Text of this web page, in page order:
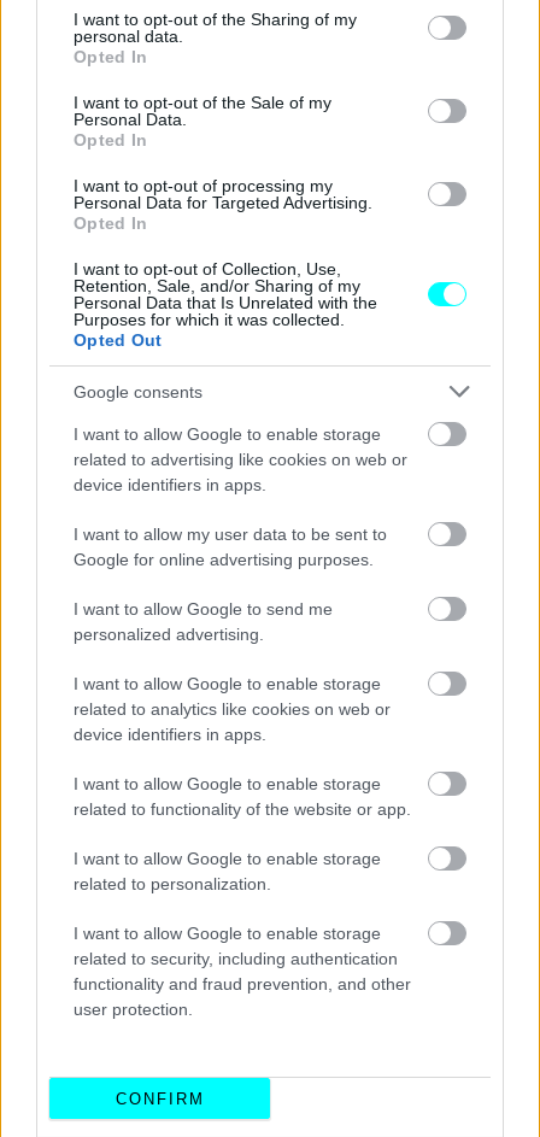
not limited to your visit or usage behaviour. You may click to
grant or deny consent to Google and its third-party tags to
use your data for below specified purposes in below Google
consent section.
I want to opt-out of the Sharing of my
personal data.
Opted In
I want to opt-out of the Sale of my
Personal Data.
Opted In
I want to opt-out of processing my
Personal Data for Targeted Advertising.
Opted In
I want to opt-out of Collection, Use,
Retention, Sale, and/or Sharing of my
Personal Data that Is Unrelated with the
Purposes for which it was collected.
Opted Out
Google consents
I want to allow Google to enable storage
related to advertising like cookies on web or
device identifiers in apps.
I want to allow my user data to be sent to
Google for online advertising purposes.
I want to allow Google to send me
personalized advertising.
I want to allow Google to enable storage
related to analytics like cookies on web or
device identifiers in apps.
I want to allow Google to enable storage
related to functionality of the website or app.
I want to allow Google to enable storage
related to personalization.
I want to allow Google to enable storage
related to security, including authentication
functionality and fraud prevention, and other
user protection.
CONFIRM